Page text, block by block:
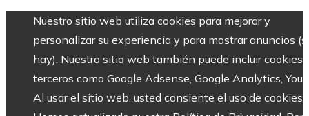
Nuestro sitio web utiliza cookies para mejorar y
personalizar su experiencia y para mostrar anuncios
hay). Nuestro sitio web también puede incluir cookies
terceros como Google Adsense, Google Analytics,
Al usar el sitio web, usted consiente el uso de cookies.